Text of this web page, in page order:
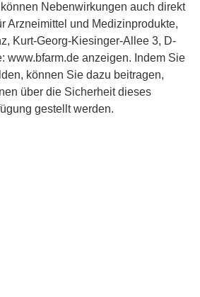
Nebenwirkungen auch direkt
Arzneimittel und Medizinprodukte,
Kurt-Georg-Kiesinger-Allee 3, D-
www.bfarm.de anzeigen. Indem Sie
können Sie dazu beitragen,
über die Sicherheit dieses
gestellt werden.